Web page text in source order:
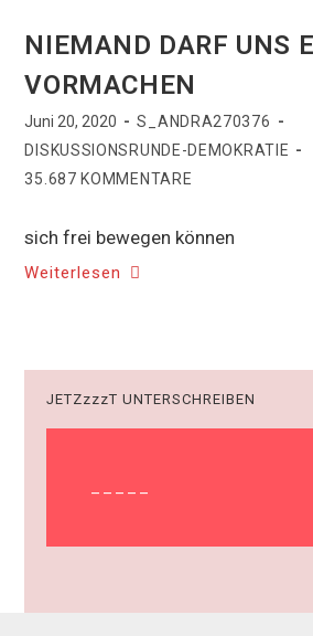
NIEMAND DARF UNS
VORMACHEN
Juni 20, 2020
S_ANDRA270376
DISKUSSIONSRUNDE-DEMOKRATIE
35.687 KOMMENTARE
sich frei bewegen können
Weiterlesen
JETZzzzT UNTERSCHREIBEN